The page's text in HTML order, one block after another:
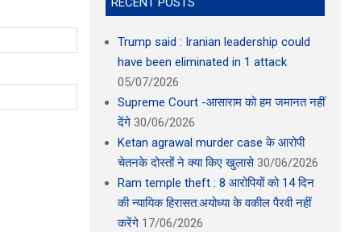
Trump said : Iranian leadership could
have been eliminated in 1 attack
05/07/2026
Supreme Court -आसाराम को हम जमानत नहीं
देंगे 30/06/2026
Ketan agrawal murder case के आरोपी
चेतनके दोस्तों ने क्या किए खुलासे 30/06/2026
Ram temple theft : 8 आरोपियों को 14 दिन
की न्यायिक हिरासत:अयोध्या के वकील पैरवी नहीं
करेंगे 17/06/2026